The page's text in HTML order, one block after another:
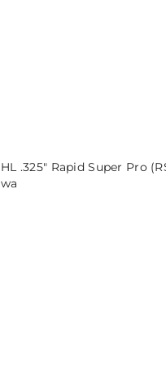
.325" Rapid Super Pro